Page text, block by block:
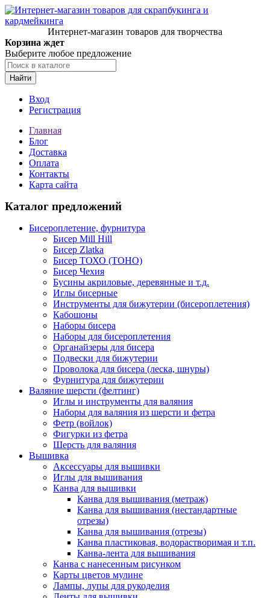
Интернет-магазин товаров для творчества
Корзина ждет
Выберите любое предложение
Найти
Вход
Регистрация
Главная
Блог
Доставка
Оплата
Контакты
Карта сайта
Каталог предложений
Бисероплетение, фурнитура
Бисер Mill Hill
Бисер Zlatka
Бисер ТОХО (TOHO)
Бисер Чехия
Бусины акриловые, деревянные и т.д.
Иглы бисерные
Инструменты для бижутерии (бисероплетения)
Кабошоны
Наборы бисера
Наборы для бисероплетения
Органайзеры для бисера
Подвески для бижутерии
Проволока для бисера (леска, шнуры)
Фурнитура для бижутерии
Валяние шерсти (фелтинг)
Иглы и инструменты для валяния
Наборы для валяния из шерсти и фетра
Фетр (войлок)
Фигурки из фетра
Шерсть для валяния
Вышивка
Аксессуары для вышивки
Иглы для вышивания
Канва для вышивки
Канва для вышивания (метраж)
Канва для вышивания (нестандартные
отрезы)
Канва для вышивания (отрезы)
Канва пластиковая, водорастворимая и т.п.
Канва-лента для вышивания
Канва с нанесенным рисунком
Карты цветов мулине
Лампы, лупы для рукоделия